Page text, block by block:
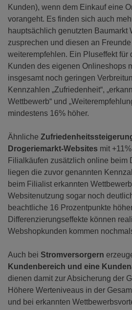
Kunden), wenn dem Einkauf eine
vorangeht. Es finden sich auch
hauptsächlich genutzten Baumarkt
zusprechen und diesen an
weiterempfehlen. Ein Pluseffekt für
Kunden des eigenen Onlineshops
insgesamt noch geringen
Kennzahlen „Zufriedenheit“,
Wettbewerb“ und
mindestens 16% höher.
Ähnliche
Drogeriemarkt-Websites mit
Filialkäufen zusätzlich online beim
liegen die zuvor genannten
beim Filialist erkannten
Websitenutzung sogar noch
beachtliche 16 Prozentpunkte
Differenzierungseffekte können
Webshopkunden kommen
Auch bei Stromversorgern
Kundenbereich und eine
dienen damit zur Absicherung der
Höhere Werteniveaus in der
und bei erkannten